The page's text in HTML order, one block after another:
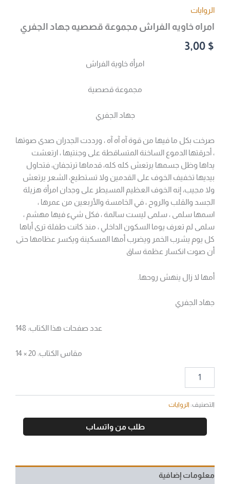
الروايات
امراه خاويه الفراش مجموعة قصصيه جهاد الجفري
3,00 $
امرأة خاوية الفراش
مجموعة قصصية
جهاد الجفري
صرخت بكل ما فيها من قوة آه آه آه ، ورددت الجدران صدى صوتها
، أحرقتها الدموع الساخنة المتساقطة على وجنتيها ، ارتعشت
يداها وظل جسمها يرتعش كله كله، قدماها ترتجفان، فتحاول
بيديها تخفيف الخوف على القدمين ولا تستطيع، الشعر يرتعش
ولا مجيب، إنه الخوف العظيم المسيطر على وجدان امرأة هزيلة
الجسد والقلب والروح ، في الخامسة والأربعين من عمرها ،
اسمها سلمى ، سلمى ليست سالمة ، فكل شيء فيها مهشم ،
سلمى لم تعرف يوما السكون الداخلي ، منذ كانت طفلة ترى أباها
كل يوم يشرب الخمر ويضرب أمها المسكينة ويكسر عظامها حتى
أن صوت انكسار عظمة ساق
أمها لا زال ينهش روحها.
جهاد الجفري
عدد صفحات هذا الكتاب: 148
مقاس الكتاب: 20 × 14
التصنيف: الروايات
طلب من واتساب
معلومات إضافية